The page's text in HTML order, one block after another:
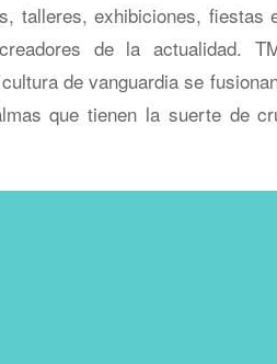
talleres, exhibiciones, fiestas
de la actualidad.
de vanguardia se
que tienen la suerte de